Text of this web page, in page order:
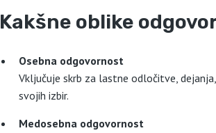
Kakšne oblike
Osebna odgovornost
Vključuje skrb za lastne odločitve,
svojih izbir.
Medosebna odgovornost